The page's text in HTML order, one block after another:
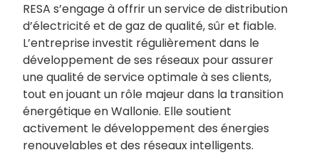
RESA s’engage à offrir un service de distribution
d’électricité et de gaz de qualité, sûr et fiable.
L’entreprise investit régulièrement dans le
développement de ses réseaux pour assurer
une qualité de service optimale à ses clients,
tout en jouant un rôle majeur dans la transition
énergétique en Wallonie. Elle soutient
activement le développement des énergies
renouvelables et des réseaux intelligents.